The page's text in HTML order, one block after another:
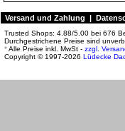
Versand und Zahlung |
Trusted Shops: 4.88/5.00 bei 676
Durchgestrichene Preise sind
*Alle Preise inkl. MwSt - zzgl.
Copyright © 1997-2026 Lüdecke